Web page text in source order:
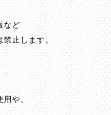
など
禁止します。
用や、